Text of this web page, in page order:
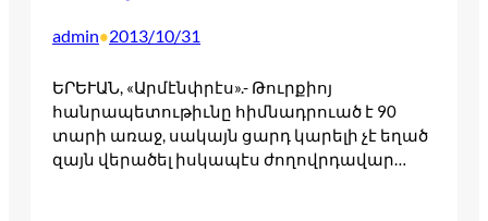
admin•2013/10/31
ԵՐԵՒԱՆ, «Արմէնփրէս».- Թուրքիոյ
հանրապետութիւնը հիմնադրուած է 90
տարի առաջ, սակայն ցարդ կարելի չէ եղած
զայն վերածել իսկապէս ժողովրդավար…